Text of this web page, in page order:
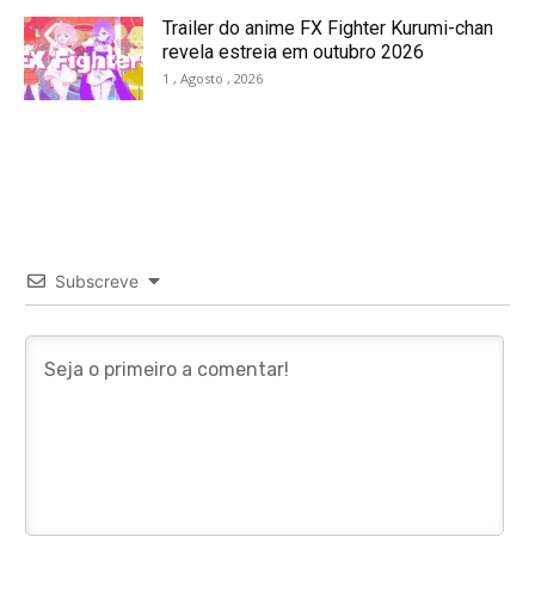
Trailer do anime FX Fighter Kurumi-chan
revela estreia em outubro 2026
1 , Agosto , 2026
Subscreve